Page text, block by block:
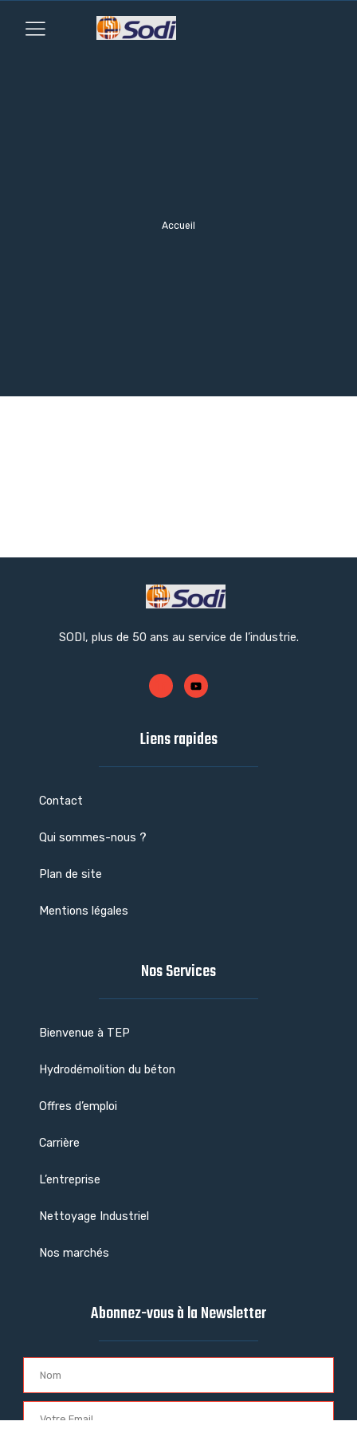
Accueil
SODI, plus de 50 ans au service de l’industrie.
Liens rapides
Contact
Qui sommes-nous ?
Plan de site
Mentions légales
Nos Services
Bienvenue à TEP
Hydrodémolition du béton
Offres d’emploi
Carrière
L’entreprise
Nettoyage Industriel
Nos marchés
Abonnez-vous à la Newsletter